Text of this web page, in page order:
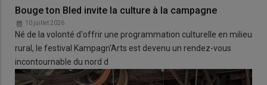
Bouge ton Bled invite la culture à la campagne
10 juillet 2026
Né de la volonté d'offrir une programmation culturelle en milieu
rural, le festival Kampagn'Arts est devenu un rendez-vous
incontournable du nord d